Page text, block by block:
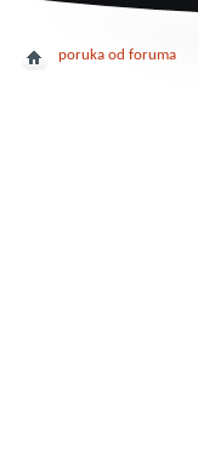
poruka od foruma